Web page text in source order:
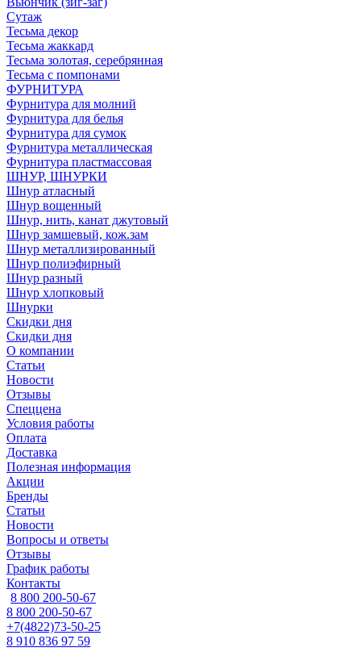
Сутаж
Тесьма декор
Тесьма жаккард
Тесьма золотая, серебрянная
Тесьма с помпонами
ФУРНИТУРА
Фурнитура для молний
Фурнитура для белья
Фурнитура для сумок
Фурнитура металлическая
Фурнитура пластмассовая
ШНУР, ШНУРКИ
Шнур атласный
Шнур вощенный
Шнур, нить, канат джутовый
Шнур замшевый, кож.зам
Шнур металлизированный
Шнур полиэфирный
Шнур разный
Шнур хлопковый
Шнурки
Скидки дня
Скидки дня
О компании
Статьи
Новости
Отзывы
Спеццена
Условия работы
Оплата
Доставка
Полезная информация
Акции
Бренды
Статьи
Новости
Вопросы и ответы
Отзывы
График работы
Контакты
8 800 200-50-67
8 800 200-50-67
+7(4822)73-50-25
8 910 836 97 59